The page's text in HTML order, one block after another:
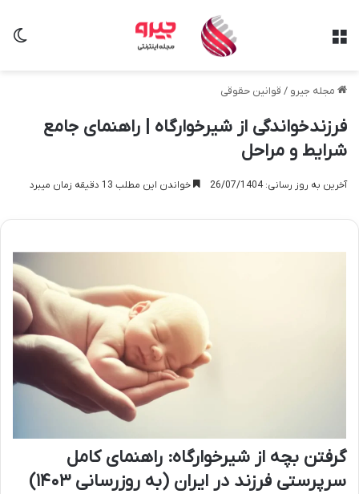
مجله جیرو / قوانین حقوقی
فرزندخواندگی از شیرخوارگاه | راهنمای جامع
شرایط و مراحل
آخرین به روز رسانی: 26/07/1404 خواندن این مطلب 13 دقیقه زمان میبرد
گرفتن بچه از شیرخوارگاه: راهنمای کامل
سرپرستی فرزند در ایران (به روزرسانی ۱۴۰۳)